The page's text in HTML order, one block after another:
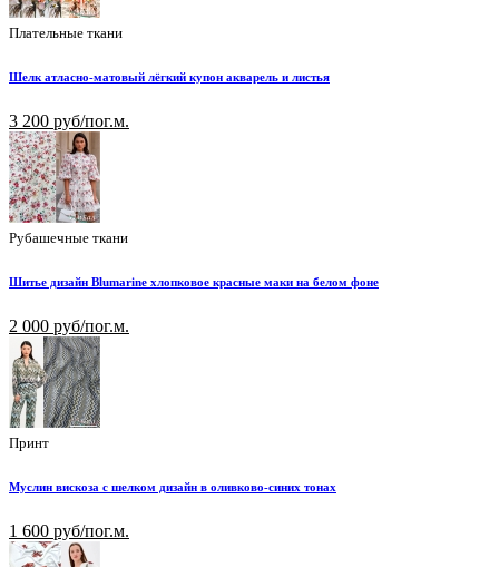
Плательные ткани
Шелк атласно-матовый лёгкий купон акварель и листья
3 200 руб/пог.м.
Рубашечные ткани
Шитье дизайн Blumarine хлопковое красные маки на белом фоне
2 000 руб/пог.м.
Принт
Муслин вискоза с шелком дизайн в оливково-синих тонах
1 600 руб/пог.м.